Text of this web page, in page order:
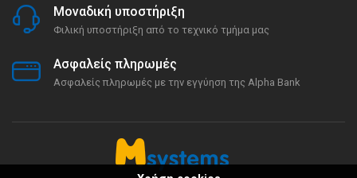
Μοναδική υποστήριξη
Φιλική υποστήριξη από το τεχνικό τμήμα μας
Ασφαλείς πληρωμές
Ασφαλείς πληρωμές με την εγγύηση της Alpha Bank